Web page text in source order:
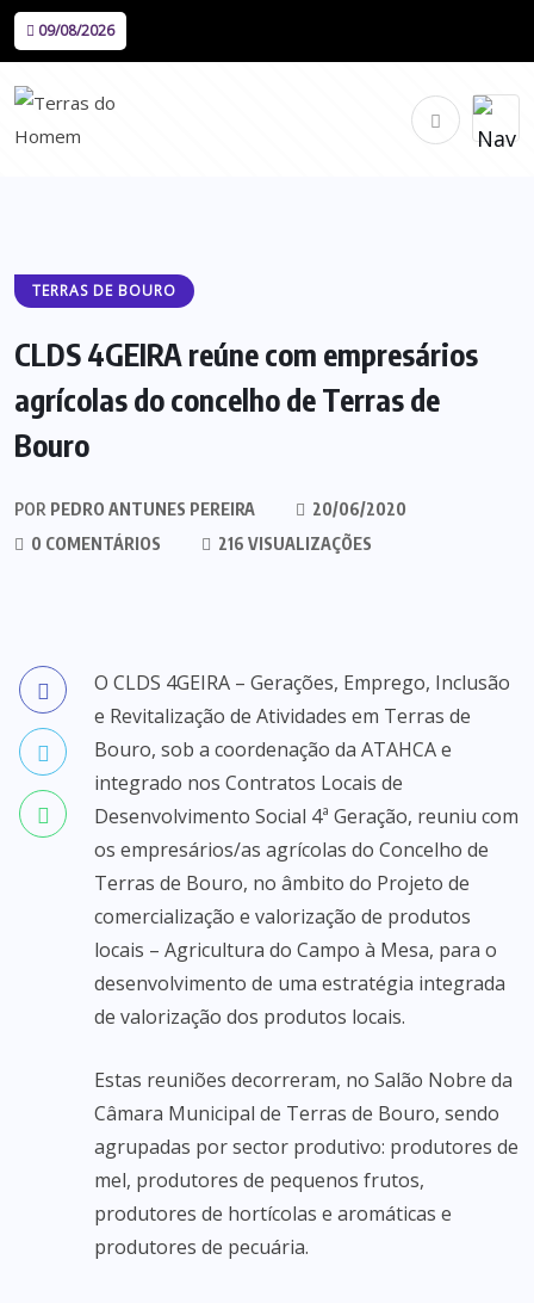
09/08/2026
TERRAS DE BOURO
CLDS 4GEIRA reúne com empresários
agrícolas do concelho de Terras de
Bouro
POR PEDRO ANTUNES PEREIRA
20/06/2020
0 COMENTÁRIOS
216 VISUALIZAÇÕES
O CLDS 4GEIRA – Gerações, Emprego, Inclusão
e Revitalização de Atividades em Terras de
Bouro, sob a coordenação da ATAHCA e
integrado nos Contratos Locais de
Desenvolvimento Social 4ª Geração, reuniu com
os empresários/as agrícolas do Concelho de
Terras de Bouro, no âmbito do Projeto de
comercialização e valorização de produtos
locais – Agricultura do Campo à Mesa, para o
desenvolvimento de uma estratégia integrada
de valorização dos produtos locais.
Estas reuniões decorreram, no Salão Nobre da
Câmara Municipal de Terras de Bouro, sendo
agrupadas por sector produtivo: produtores de
mel, produtores de pequenos frutos,
produtores de hortícolas e aromáticas e
produtores de pecuária.